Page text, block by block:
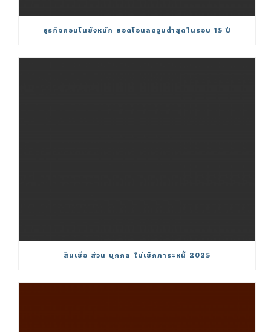
ธุรกิจคอนโนยังหนัก ยอดโอนลดวูบต่ำสุดในรอบ 15 ปี
สินเชื่อ ส่วน บุคคล ไม่เช็คภาระหนี้ 2025